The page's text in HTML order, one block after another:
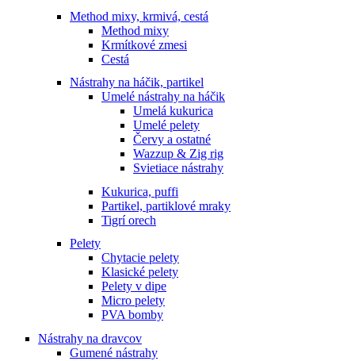
Method mixy, krmivá, cestá
Method mixy
Krmítkové zmesi
Cestá
Nástrahy na háčik, partikel
Umelé nástrahy na háčik
Umelá kukurica
Umelé pelety
Červy a ostatné
Wazzup & Zig rig
Svietiace nástrahy
Kukurica, puffi
Partikel, partiklové mraky
Tigrí orech
Pelety
Chytacie pelety
Klasické pelety
Pelety v dipe
Micro pelety
PVA bomby
Nástrahy na dravcov
Gumené nástrahy